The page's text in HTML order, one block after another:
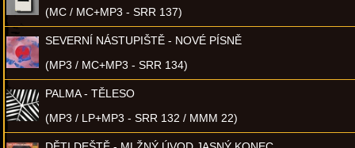
(MC / MC+MP3 - SRR 137)
SEVERNÍ NÁSTUPIŠTĚ - NOVÉ PÍSNĚ
(MP3 / MC+MP3 - SRR 134)
PALMA - TĚLESO
(MP3 / LP+MP3 - SRR 132 / MMM 22)